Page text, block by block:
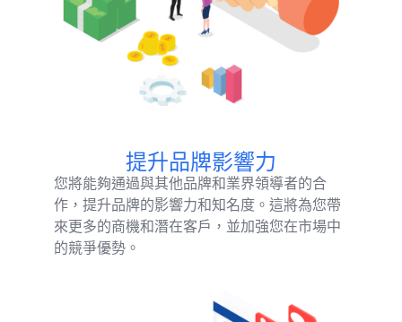
提升品牌影響力
您將能夠通過與其他品牌和業界領導者的合
作，提升品牌的影響力和知名度。這將為您帶
來更多的商機和潛在客戶，並加強您在市場中
的競爭優勢。